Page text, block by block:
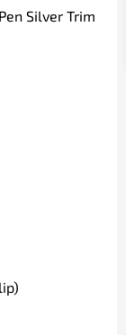
Silver Trim